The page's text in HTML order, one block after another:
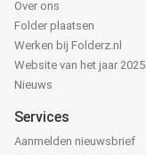
Over ons
Folder plaatsen
Werken bij Folderz.nl
Website van het jaar 2025
Nieuws
Services
Aanmelden nieuwsbrief